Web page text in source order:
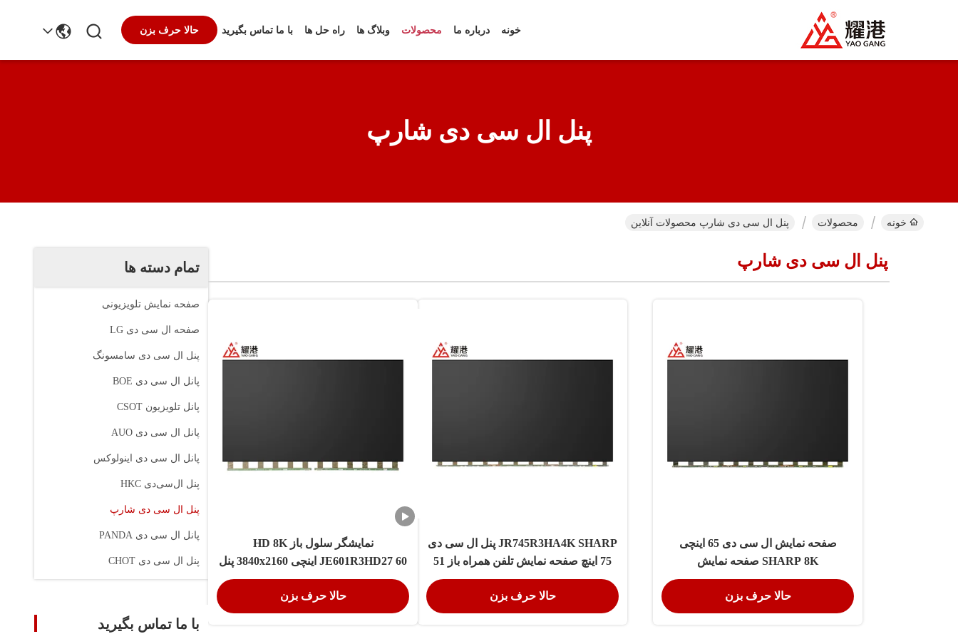
خونه درباره ما محصولات وبلاگ ها راه حل ها با ما تماس بگیرید حالا حرف بزن
پنل ال سی دی شارپ
خونه محصولات پنل ال سی دی شارپ محصولات آنلاین
تمام دسته ها
صفحه نمایش تلویزیونی
صفحه ال سی دی LG
پنل ال سی دی سامسونگ
پانل ال سی دی BOE
پانل تلویزیون CSOT
پانل ال سی دی AUO
پانل ال سی دی اینولوکس
پنل ال‌سی‌دی HKC
پنل ال سی دی شارپ
پانل ال سی دی PANDA
پنل ال سی دی CHOT
با ما تماس بگیرید
پنل ال سی دی شارپ
صفحه نمایش ال سی دی 65 اینچی
SHARP 8K صفحه نمایش
JR645R3HB1K صفحه نمایش ال سی
دی سلول باز
حالا حرف بزن
JR745R3HA4K SHARP پنل ال سی دی
75 اینچ صفحه نمایش تلفن همراه باز 51
پین قطعات جانبی پنل
حالا حرف بزن
نمایشگر سلول باز HD 8K
JE601R3HD27 60 اینچی 3840x2160 پنل
های نمایشگر ال سی دی شارپ
حالا حرف بزن